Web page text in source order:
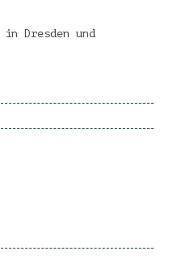
Dresden und